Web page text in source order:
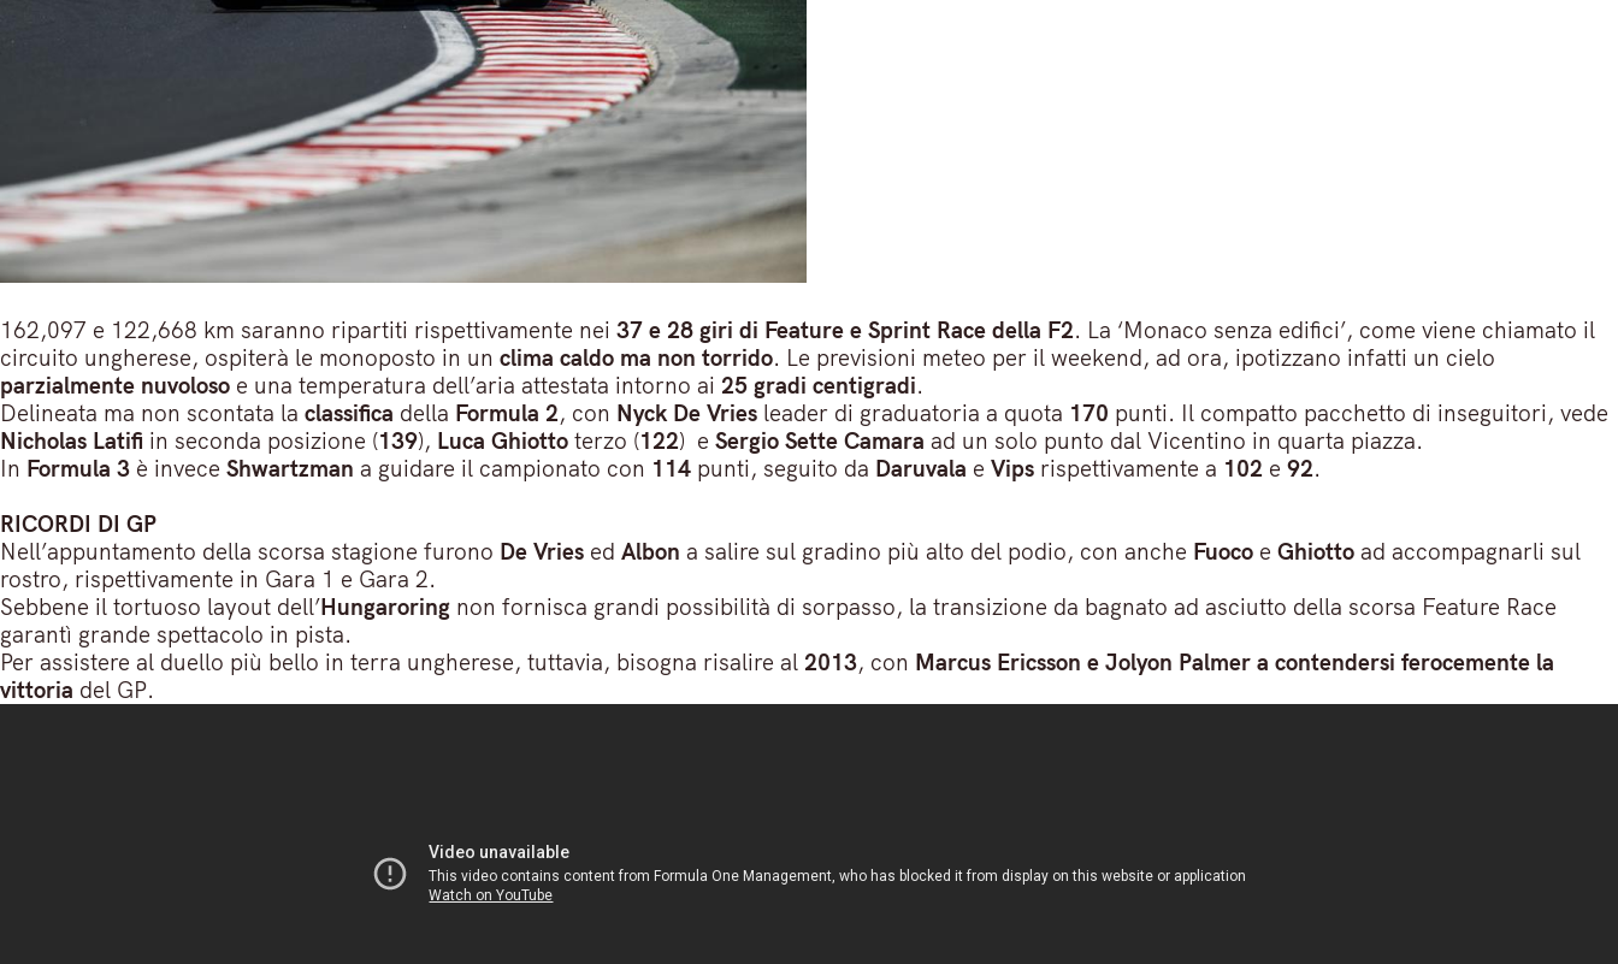
162,097 e 122,668 km saranno ripartiti rispettivamente nei 37 e 28 giri di Feature e Sprint Race della F2. La ‘Monaco senza edifici’, come viene chiamato il
circuito ungherese, ospiterà le monoposto in un clima caldo ma non torrido. Le previsioni meteo per il weekend, ad ora, ipotizzano infatti un cielo
parzialmente nuvoloso e una temperatura dell’aria attestata intorno ai 25 gradi centigradi.
Delineata ma non scontata la classifica della Formula 2, con Nyck De Vries leader di graduatoria a quota 170 punti. Il compatto pacchetto di inseguitori, vede
Nicholas Latifi in seconda posizione (139), Luca Ghiotto terzo (122) e Sergio Sette Camara ad un solo punto dal Vicentino in quarta piazza.
In Formula 3 è invece Shwartzman a guidare il campionato con 114 punti, seguito da Daruvala e Vips rispettivamente a 102 e 92.
RICORDI DI GP
Nell’appuntamento della scorsa stagione furono De Vries ed Albon a salire sul gradino più alto del podio, con anche Fuoco e Ghiotto ad accompagnarli sul
rostro, rispettivamente in Gara 1 e Gara 2.
Sebbene il tortuoso layout dell’Hungaroring non fornisca grandi possibilità di sorpasso, la transizione da bagnato ad asciutto della scorsa Feature Race
garantì grande spettacolo in pista.
Per assistere al duello più bello in terra ungherese, tuttavia, bisogna risalire al 2013, con Marcus Ericsson e Jolyon Palmer a contendersi ferocemente la
vittoria del GP.